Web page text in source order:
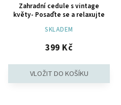
Zahradní cedule s vintage
květy- Posaďte se a relaxujte
SKLADEM
399 Kč